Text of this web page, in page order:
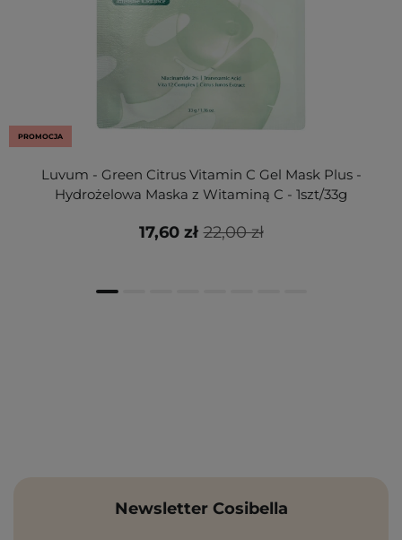
PROMOCJA
Luvum - Green Citrus Vitamin C Gel Mask Plus -
Hydrożelowa Maska z Witaminą C - 1szt/33g
22,00 zł
17,60 zł
Newsletter Cosibella